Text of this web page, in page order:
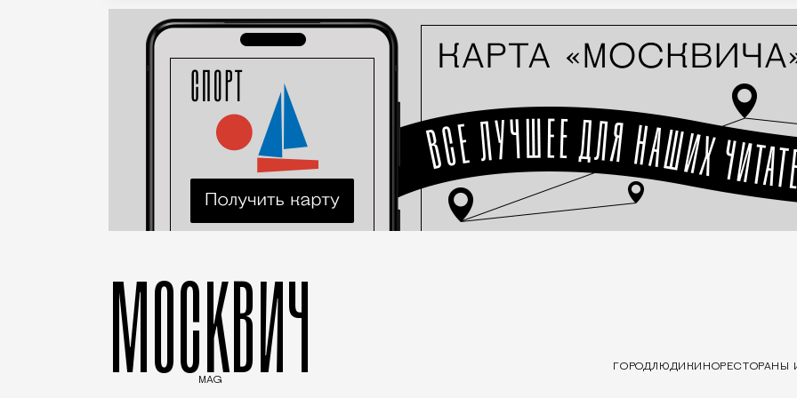
МОСКВИЧ
MAG
ГОРОДЛЮДИ КИНОРЕСТОРАНЫ